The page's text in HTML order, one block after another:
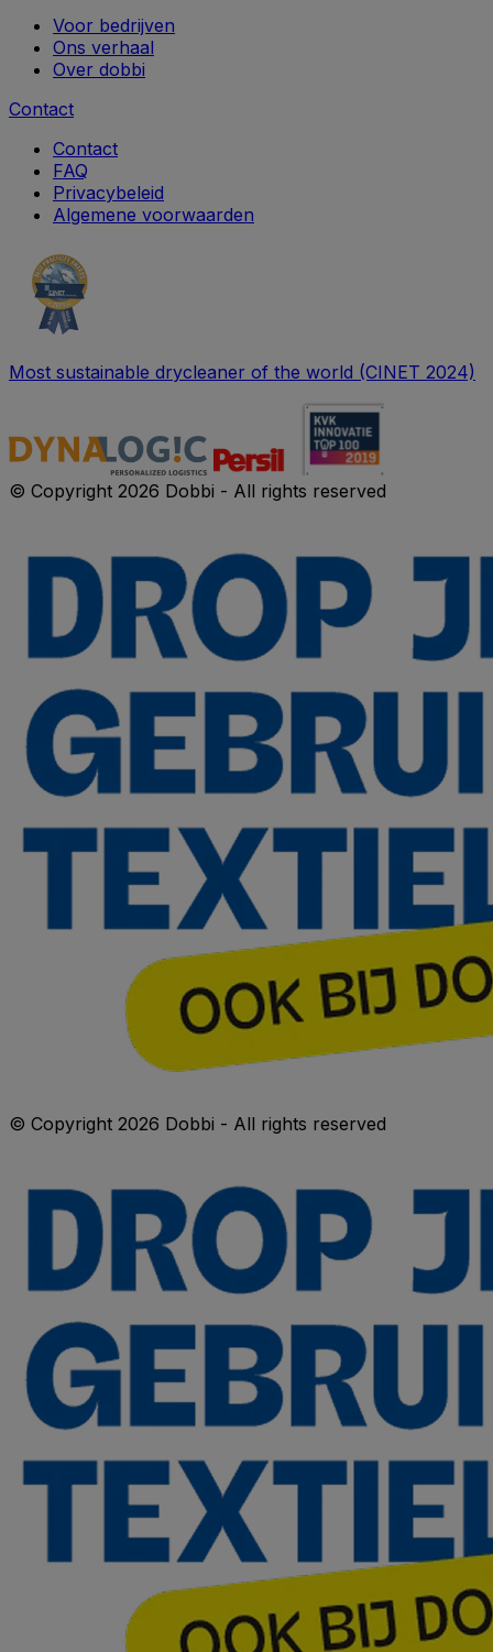
Voor bedrijven
Ons verhaal
Over dobbi
Contact
Contact
FAQ
Privacybeleid
Algemene voorwaarden
Most sustainable drycleaner of the world (CINET 2024)
© Copyright 2026 Dobbi - All rights reserved
© Copyright 2026 Dobbi - All rights reserved